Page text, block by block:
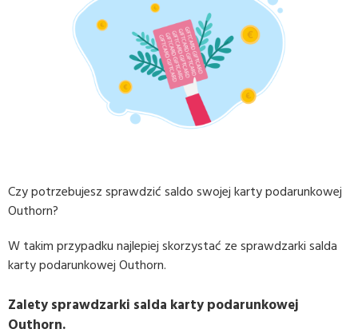
Czy potrzebujesz sprawdzić saldo swojej karty podarunkowej
Outhorn?
W takim przypadku najlepiej skorzystać ze sprawdzarki salda
karty podarunkowej Outhorn.
Zalety sprawdzarki salda karty podarunkowej
Outhorn.